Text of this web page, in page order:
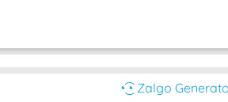
◔͜͡◔ Zalgo